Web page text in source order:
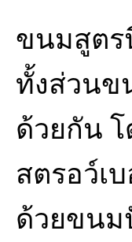
ขนมสูตร
ทั้งส่วนข
ด้วยกัน โ
สตรอว์เ
ด้วยขนม